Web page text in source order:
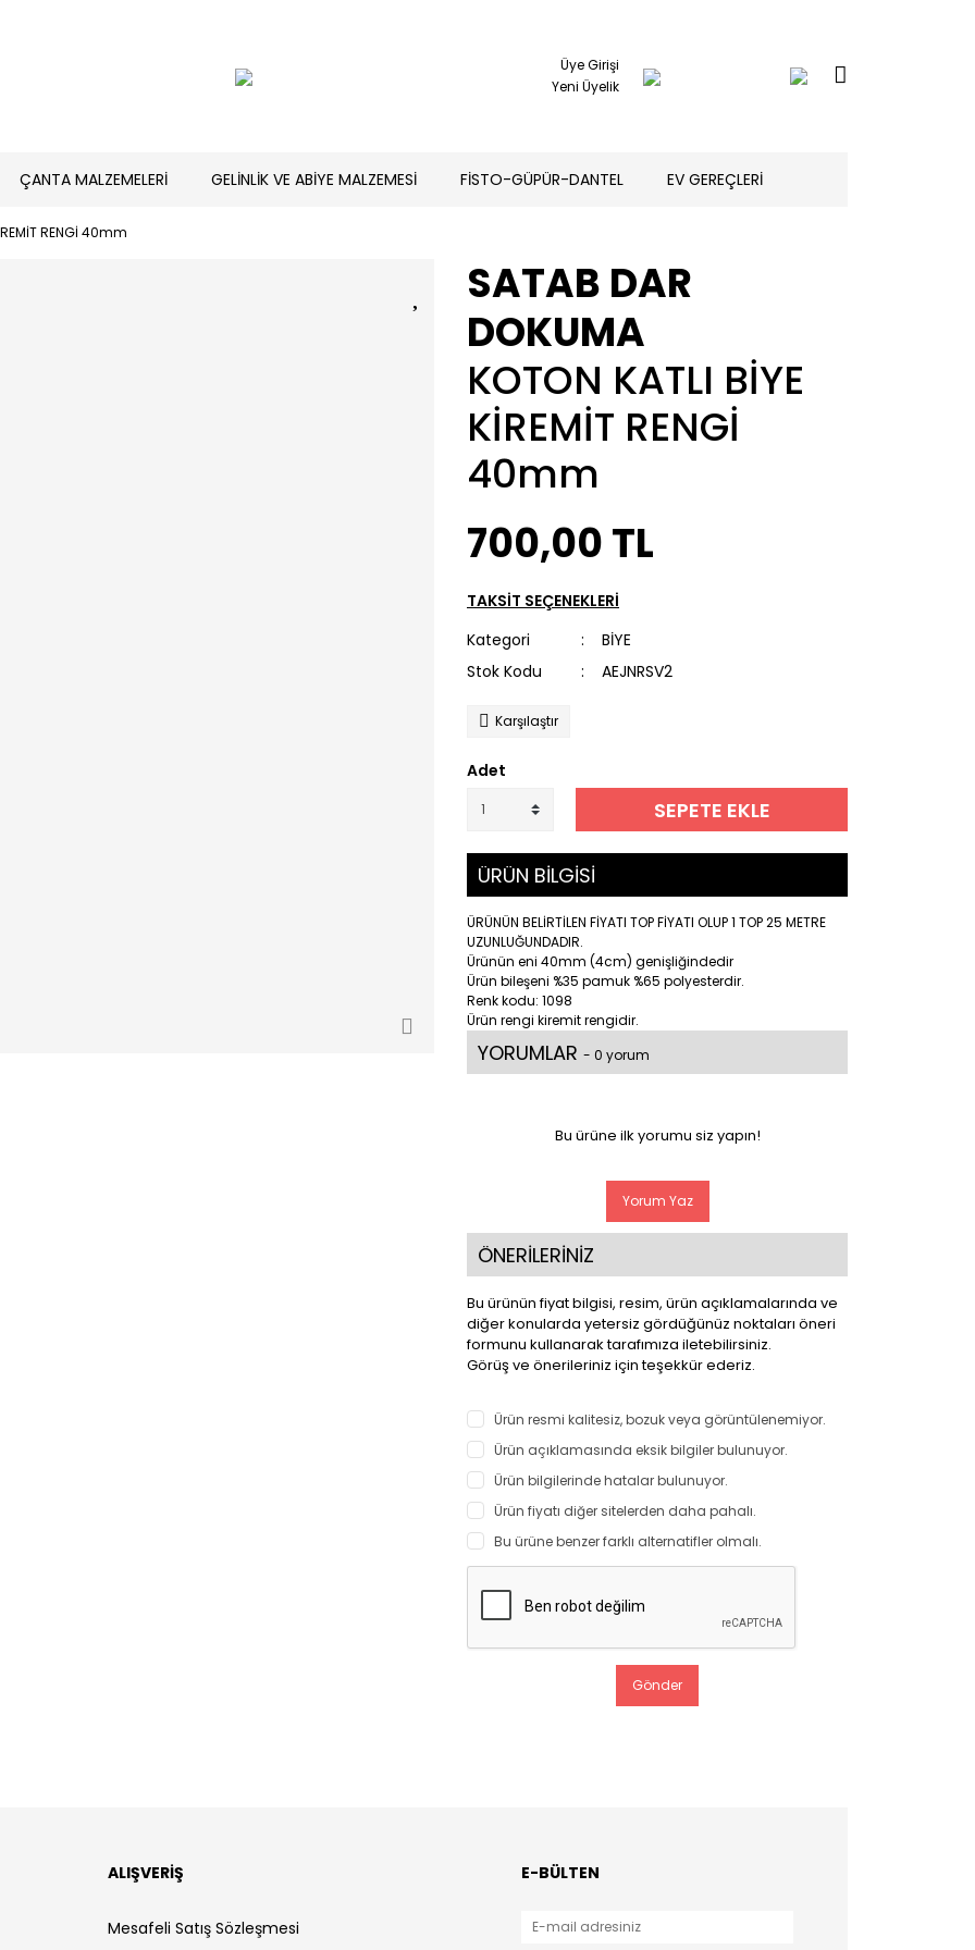
Üye Girişi
Yeni Üyelik
ÇANTA MALZEMELERİ GELİNLİK VE ABİYE MALZEMESİ FİSTO-GÜPÜR-DANTEL EV GEREÇLERİ
RENGİ 40mm
SATAB DAR
DOKUMA
KOTON KATLI BİYE
KİREMİT RENGİ
40mm
700,00 TL
TAKSİT SEÇENEKLERİ
Kategori
BİYE
Stok Kodu
AEJNRSV2
Karşılaştır
Adet
SEPETE EKLE
ÜRÜN BİLGİSİ
ÜRÜNÜN BELİRTİLEN FİYATI TOP FİYATI OLUP 1 TOP 25 METRE
UZUNLUĞUNDADIR.
Ürünün eni 40mm (4cm) genişliğindedir
Ürün bileşeni %35 pamuk %65 polyesterdir.
Renk kodu: 1098
Ürün rengi kiremit rengidir.
YORUMLAR - 0 yorum
Bu ürüne ilk yorumu siz yapın!
Yorum Yaz
ÖNERİLERİNİZ
Bu ürünün fiyat bilgisi, resim, ürün açıklamalarında ve
diğer konularda yetersiz gördüğünüz noktaları öneri
formunu kullanarak tarafımıza iletebilirsiniz.
Görüş ve önerileriniz için teşekkür ederiz.
Ürün resmi kalitesiz, bozuk veya görüntülenemiyor.
Ürün açıklamasında eksik bilgiler bulunuyor.
Ürün bilgilerinde hatalar bulunuyor.
Ürün fiyatı diğer sitelerden daha pahalı.
Bu ürüne benzer farklı alternatifler olmalı.
Gönder
ALIŞVERİŞ
Mesafeli Satış Sözleşmesi
E-BÜLTEN